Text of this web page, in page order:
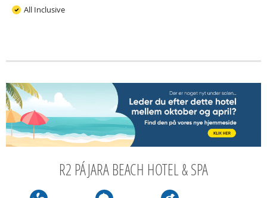
All Inclusive
R2 PÁJARA BEACH HOTEL & SPA